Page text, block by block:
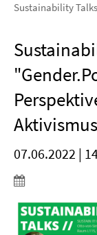
Sustainability Talks
07.06.2022 |